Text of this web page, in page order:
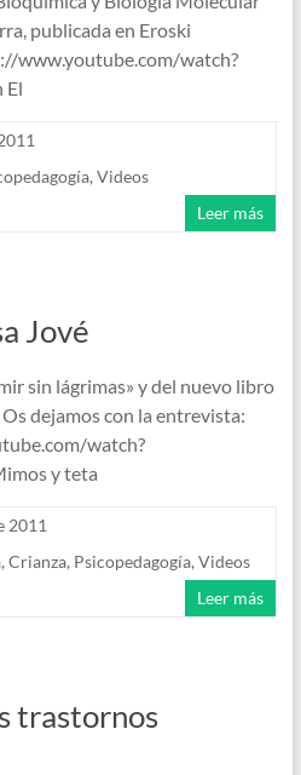
publicada en Eroski
www.youtube.com/watch?
El
, Videos
Leer más
Jové
sin lágrimas» y del nuevo libro
dejamos con la entrevista:
watch?
y teta
2011
, Crianza, Psicopedagogía, Videos
Leer más
trastornos